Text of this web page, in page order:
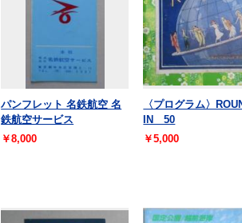
パンフレット 名鉄航空 名
鉄航空サービス
￥8,000
〈プログラム〉
IN 50
￥5,000